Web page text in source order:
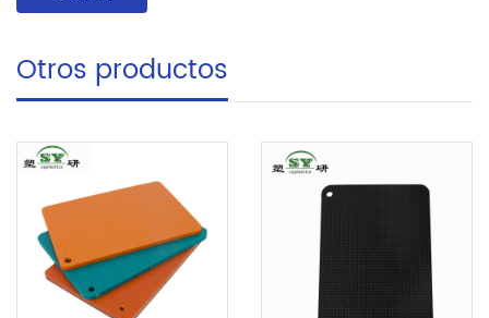
Otros productos